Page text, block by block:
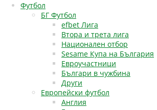
Футбол
БГ Футбол
efbet Лига
Втора и трета лига
Национален отбор
Sesame Купа на България
Евроучастници
Българи в чужбина
Други
Европейски футбол
Англия